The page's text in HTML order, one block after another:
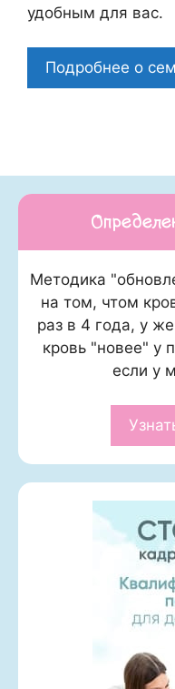
удобным для вас.
Подробнее о
Методика
на том, чтом
раз в 4 года, у
кровь "новее" у
если у